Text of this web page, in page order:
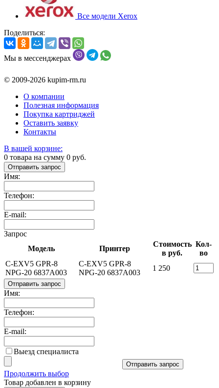
Все модели Xerox
Поделиться:
Мы в мессенджерах
© 2009-2026 kupim-rm.ru
О компании
Полезная информация
Покупка картриджей
Оставить заявку
Контакты
В вашей корзине:
0 товара на сумму 0 руб.
Отправить запрос
Имя:
Телефон:
E-mail:
Запрос
Модель
Принтер
Стоимость
в руб.
Кол-
во
C-EXV5 GPR-8
NPG-20 6837A003
C-EXV5 GPR-8
NPG-20 6837A003
1 250
Отправить запрос
Имя:
Телефон:
E-mail:
Выезд специалиста
Отправить запрос
Продолжить выбор
Товар добавлен в корзину